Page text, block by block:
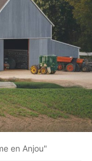
en Anjou"